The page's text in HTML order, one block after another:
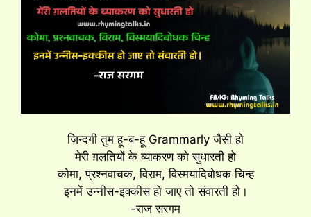
ज़िन्दगी तुम हू-ब-हू Grammarly जैसी हो
मेरी ग़लतियों के व्याकरण को सुधारती हो
कोमा, प्रश्नवाचक, विराम, विस्मयादिबोधक चिन्ह
इनमें उन्नीस-इक्कीस हो जाए तो संवारती हो।
-राज सरगम